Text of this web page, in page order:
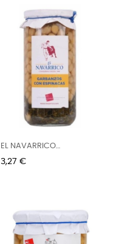
EL NAVARRICO
GARBANZO CON...
Precio
3,27 €